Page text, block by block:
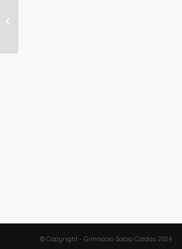
© Copyright - Gimnasio Sabio Caldas 2024